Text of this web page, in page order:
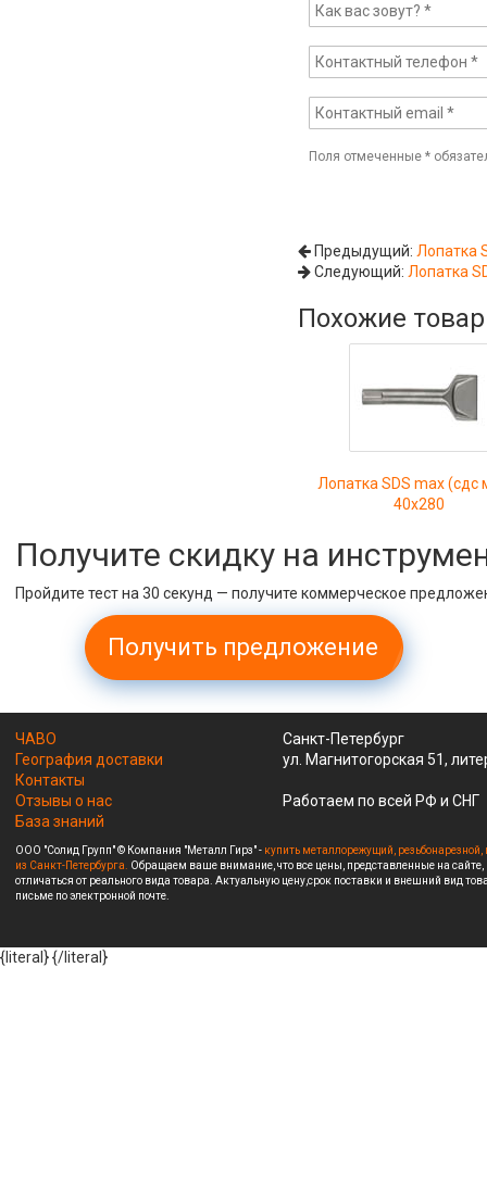
Поля отмеченные*
Предыдущий: Лопатка
Следующий: Лопатка
Похожие
Лопатка SDS max (сдс
40х280
Получите скидку на
Пройдите тест на 30 секунд — получите коммерческое
Получить предложение
ЧАВО
География доставки
Контакты
Отзывы о нас
База знаний
Санкт-Петербург
ул. Магнитогорская 51,
Работаем по всей РФ и СНГ
ООО "Солид Групп" © Компания "Металл Гирз" - купить металлорежущий,
из Санкт-Петербурга. Обращаем ваше внимание, что все цены, представленные на
отличаться от реального вида товара. Актуальную цену,срок поставки и внешний вид
письме по электронной почте.
{literal}{/literal}